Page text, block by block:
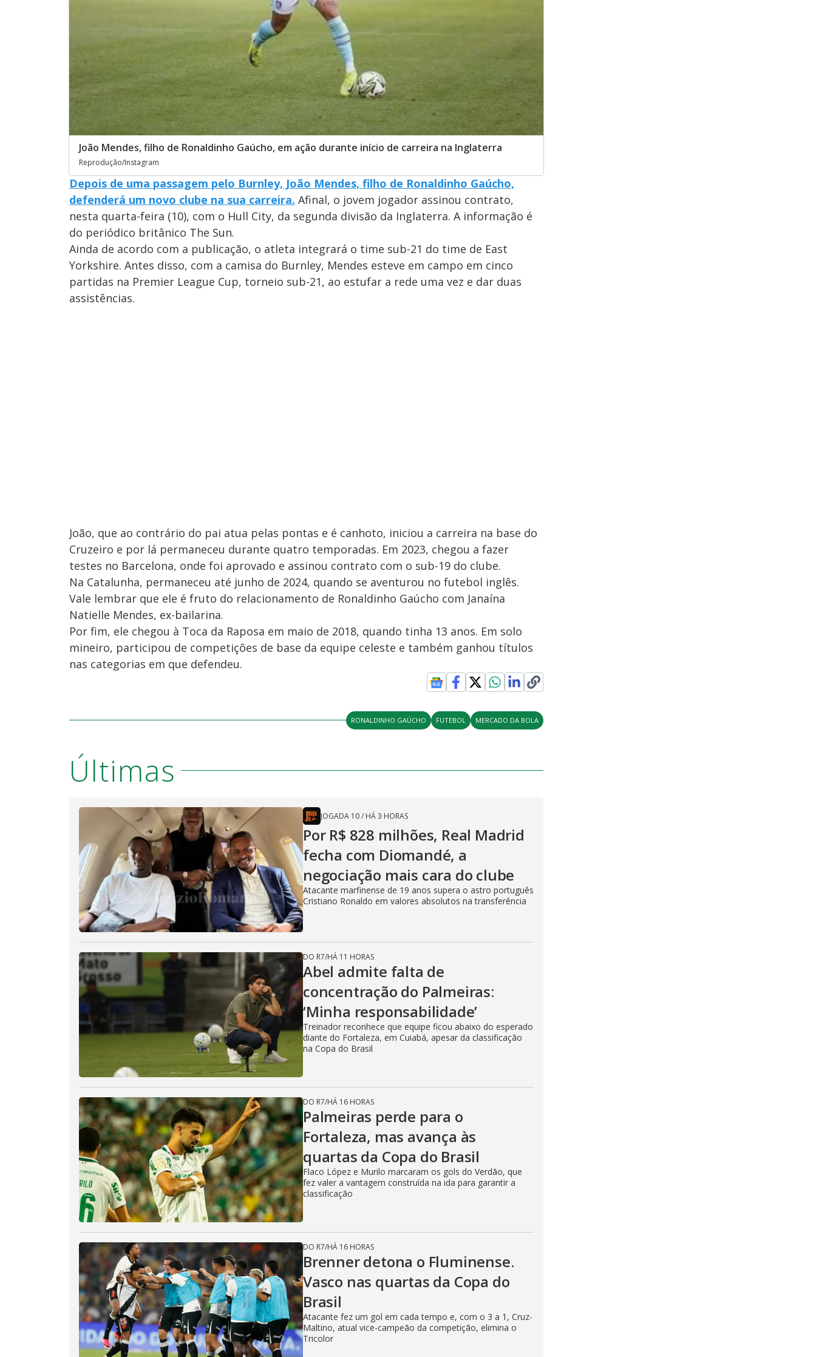
João Mendes, filho de Ronaldinho Gaúcho, em ação durante início de carreira na Inglaterra
Reprodução/Instagram
Depois de uma passagem pelo Burnley, João Mendes, filho de Ronaldinho Gaúcho,
defenderá um novo clube na sua carreira. Afinal, o jovem jogador assinou contrato,
nesta quarta-feira (10), com o Hull City, da segunda divisão da Inglaterra. A informação é
do periódico britânico The Sun.
Ainda de acordo com a publicação, o atleta integrará o time sub-21 do time de East
Yorkshire. Antes disso, com a camisa do Burnley, Mendes esteve em campo em cinco
partidas na Premier League Cup, torneio sub-21, ao estufar a rede uma vez e dar duas
assistências.
João, que ao contrário do pai atua pelas pontas e é canhoto, iniciou a carreira na base do
Cruzeiro e por lá permaneceu durante quatro temporadas. Em 2023, chegou a fazer
testes no Barcelona, onde foi aprovado e assinou contrato com o sub-19 do clube.
Na Catalunha, permaneceu até junho de 2024, quando se aventurou no futebol inglês.
Vale lembrar que ele é fruto do relacionamento de Ronaldinho Gaúcho com Janaína
Natielle Mendes, ex-bailarina.
Por fim, ele chegou à Toca da Raposa em maio de 2018, quando tinha 13 anos. Em solo
mineiro, participou de competições de base da equipe celeste e também ganhou títulos
nas categorias em que defendeu.
RONALDINHO GAÚCHO FUTEBOL MERCADO DA BOLA
Últimas
JOGADA 10/ HÁ 3 HORAS
Por R$ 828 milhões, Real Madrid
fecha com Diomandé, a
negociação mais cara do clube
Atacante marfinense de 19 anos supera o astro português
Cristiano Ronaldo em valores absolutos na transferência
DO R7/HÁ 11 HORAS
Abel admite falta de
concentração do Palmeiras:
‘Minha responsabilidade’
Treinador reconhece que equipe ficou abaixo do esperado
diante do Fortaleza, em Cuiabá, apesar da classificação
na Copa do Brasil
DO R7/HÁ 16 HORAS
Palmeiras perde para o
Fortaleza, mas avança às
quartas da Copa do Brasil
Flaco López e Murilo marcaram os gols do Verdão, que
fez valer a vantagem construída na ida para garantir a
classificação
DO R7/HÁ 16 HORAS
Brenner detona o Fluminense.
Vasco nas quartas da Copa do
Brasil
Atacante fez um gol em cada tempo e, com o 3 a 1, Cruz-
Maltino, atual vice-campeão da competição, elimina o
Tricolor